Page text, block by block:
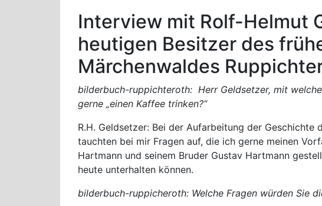
Interview mit Rolf-Helmut
heutigen Besitzer des
Märchenwaldes
bilderbuch-ruppichteroth: Herr Geldsetzer, mit
gerne „einen Kaffee trinken?“
R.H. Geldsetzer: Bei der Aufarbeitung der Geschichte
tauchten bei mir Fragen auf, die ich gerne meinen
Hartmann und seinem Bruder Gustav Hartmann
heute unterhalten können.
bilderbuch-ruppicheroth: Welche Fragen würden Sie